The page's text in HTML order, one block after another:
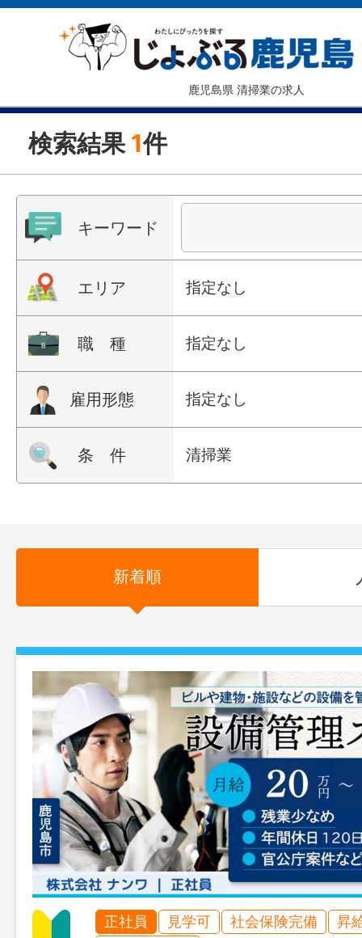
鹿児島県 清掃業の求人
検索結果 1件
キーワード
エリア 指定なし
職 種 指定なし
雇用形態 指定なし
条 件 清掃業
新着順
正社員 見学可 社会保険完備
昇